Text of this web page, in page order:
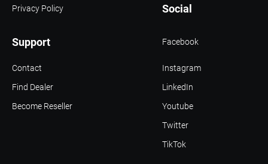
Support
Social
Privacy Policy
Contact
Find Dealer
Become Reseller
Facebook
Youtube
Twitter
TikTok
LinkedIn
Instagram